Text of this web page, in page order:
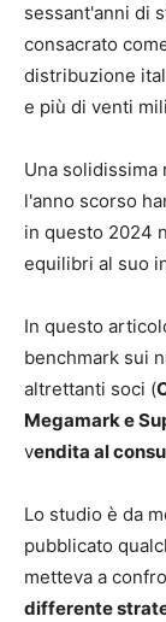
sessant'anni di
consacrato
distribuzione
e più di venti
Una solidissima
l'anno scorso
in questo 2024
equilibri al suo
In questo
benchmark sui
altrettanti soci (
Megamark e
vendita al
Lo studio è da
pubblicato
metteva a
differente